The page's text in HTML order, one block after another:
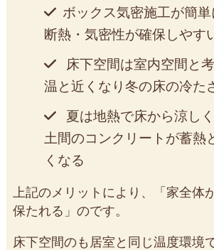
ボックス気密施工が簡単
断熱・気密性が確保しやす
床下空間は室内空間と
温と近くなり冬の床の冷た
夏は地熱で床から涼し
土間のコンクリートが蓄熱
くなる
上記のメリットにより、「家全体
保たれる」のです。
床下空間のも居室と同じ温度環境